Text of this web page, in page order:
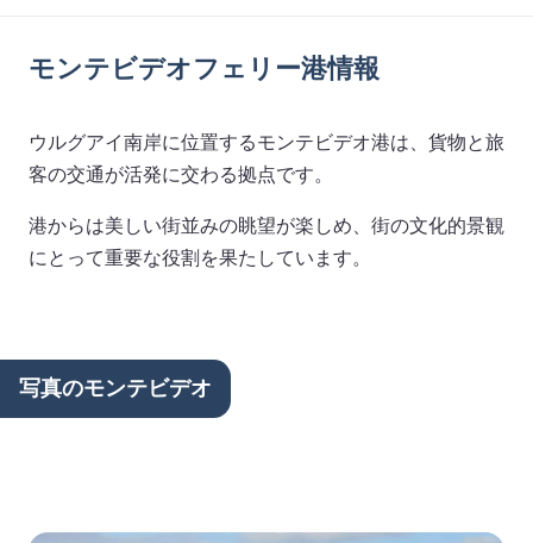
モンテビデオフェリー港情報
ウルグアイ南岸に位置するモンテビデオ港は、貨物と旅
客の交通が活発に交わる拠点です。
港からは美しい街並みの眺望が楽しめ、街の文化的景観
にとって重要な役割を果たしています。
写真のモンテビデオ